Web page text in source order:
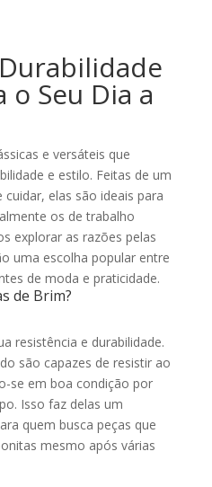
o Seu Dia a
e versáteis que
e estilo. Feitas de um
elas são ideais para
os de trabalho
explorar as razões pelas
uma escolha popular entre
de moda e praticidade.
de Brim?
resistência e durabilidade.
são capazes de resistir ao
se em boa condição por
Isso faz delas um
quem busca peças que
mesmo após várias